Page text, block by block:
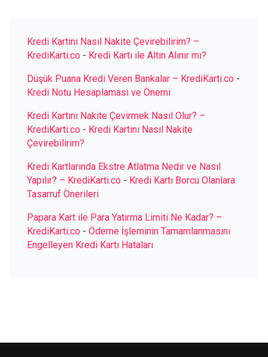
Kredi Kartını Nasıl Nakite Çevirebilirim? –
KrediKarti.co - Kredi Kartı ile Altın Alınır mı?
Düşük Puana Kredi Veren Bankalar – KrediKarti.co -
Kredi Notu Hesaplaması ve Önemi
Kredi Kartını Nakite Çevirmek Nasıl Olur? –
KrediKarti.co - Kredi Kartını Nasıl Nakite
Çevirebilirim?
Kredi Kartlarında Ekstre Atlatma Nedir ve Nasıl
Yapılır? – KrediKarti.co - Kredi Kartı Borcu Olanlara
Tasarruf Önerileri
Papara Kart ile Para Yatırma Limiti Ne Kadar? –
KrediKarti.co - Ödeme İşleminin Tamamlanmasını
Engelleyen Kredi Kartı Hataları